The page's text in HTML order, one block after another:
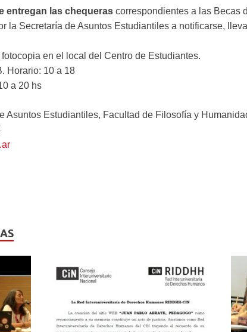
entregan las chequeras correspondientes a las Becas
la Secretaría de Asuntos Estudiantiles a notificarse,
en el local del Centro de Estudiantes.
Horario: 10 a 18
a 20 hs
Asuntos Estudiantiles, Facultad de Filosofía y